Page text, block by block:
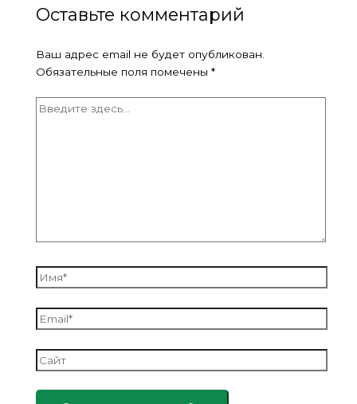
Оставьте комментарий
Ваш адрес email не будет опубликован.
Обязательные поля помечены *
Введите
Имя*
Email*
Сайт